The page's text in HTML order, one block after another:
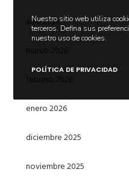
abril 2026
enero 2026
diciembre 2025
noviembre 2025
Nuestro sitio web utiliza
terceros. Defina sus
nuestro uso de cookies.
POLÍTICA DE PRIVACIDAD